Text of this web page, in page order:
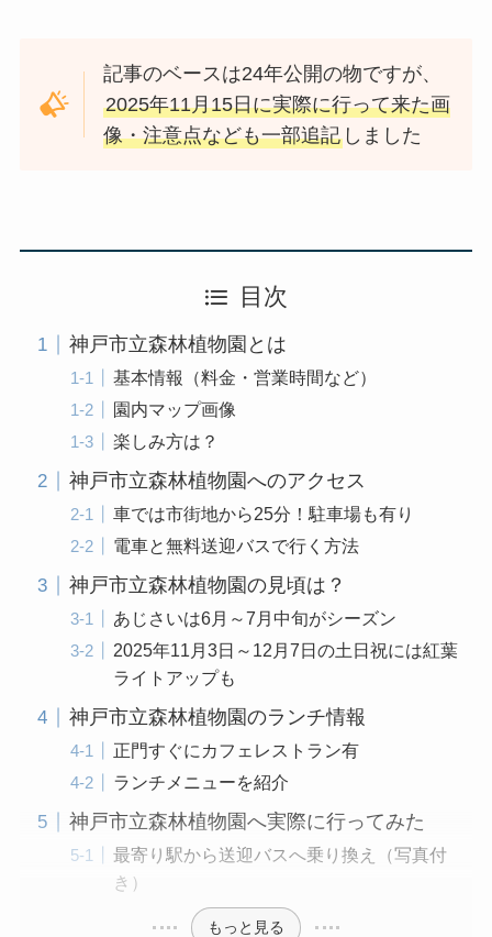
記事のベースは24年公開の物ですが、
2025年11月15日に実際に行って来た画
像・注意点なども一部追記 しました
目次
神戸市立森林植物園とは
基本情報（料金・営業時間など）
園内マップ画像
楽しみ方は？
神戸市立森林植物園へのアクセス
車では市街地から25分！駐車場も有り
電車と無料送迎バスで行く方法
神戸市立森林植物園の見頃は？
あじさいは6月～7月中旬がシーズン
2025年11月3日～12月7日の土日祝には紅葉
ライトアップも
神戸市立森林植物園のランチ情報
正門すぐにカフェレストラン有
ランチメニューを紹介
神戸市立森林植物園へ実際に行ってみた
最寄り駅から送迎バスへ乗り換え（写真付
き）
もっと見る